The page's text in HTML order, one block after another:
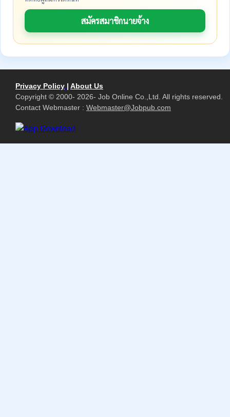
สมัครสมาชิกนายจ้าง
Privacy Policy | About Us
Copyright © 2000- 2026- Job Online Co.,Ltd. All rights reserved.
Contact Webmaster : Webmaster@Jobpub.com